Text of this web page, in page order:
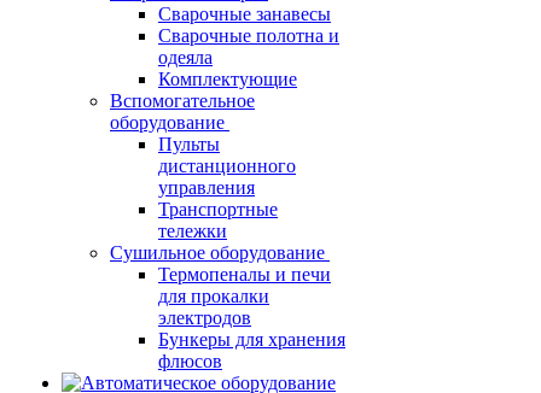
Сварочные занавесы
Сварочные полотна и
одеяла
Комплектующие
Вспомогательное
оборудование
Пульты
дистанционного
управления
Транспортные
тележки
Сушильное оборудование
Термопеналы и печи
для прокалки
электродов
Бункеры для хранения
флюсов